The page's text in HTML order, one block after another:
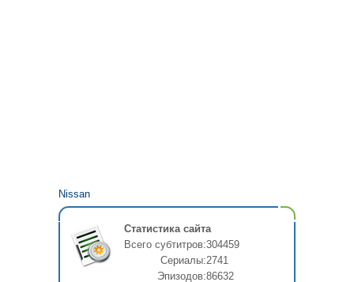
Nissan
Статистика сайта
Всего субтитров:304459
Сериалы:2741
Эпизодов:86632